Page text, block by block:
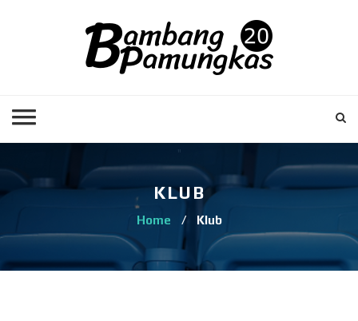
KLUB
Home / Klub